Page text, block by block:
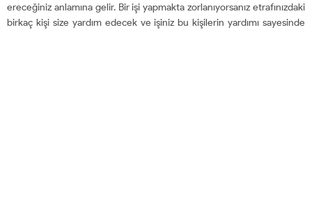
ereceğiniz anlamına gelir. Bir işi yapmakta zorlanıyorsanız etrafınızdaki
birkaç kişi size yardım edecek ve işiniz bu kişilerin yardımı sayesinde